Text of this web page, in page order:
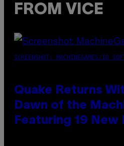
FROM VICE
SCREENSHOT: MACHINEGAMES/ID
Quake Returns
Dawn of the
Featuring 19 New